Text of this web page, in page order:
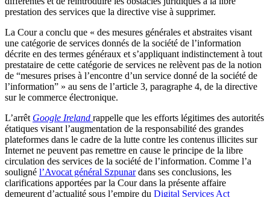
prestation des services que la directive vise à supprimer.
La Cour a conclu que « des mesures générales et abstraites visant
une catégorie de services donnés de la société de l’information
décrite en des termes généraux et s’appliquant indistinctement à tout
prestataire de cette catégorie de services ne relèvent pas de la notion
de “mesures prises à l’encontre d’un service donné de la société de
l’information” » au sens de l’article 3, paragraphe 4, de la directive
sur le commerce électronique.
L’arrêt Google Ireland rappelle que les efforts légitimes des autorités
étatiques visant l’augmentation de la responsabilité des grandes
plateformes dans le cadre de la lutte contre les contenus illicites sur
Internet ne peuvent pas remettre en cause le principe de la libre
circulation des services de la société de l’information. Comme l’a
souligné l’Avocat général Szpunardans ses conclusions, les
clarifications apportées par la Cour dans la présente affaire
demeurent d’actualité sous l’empire du Digital Services Act